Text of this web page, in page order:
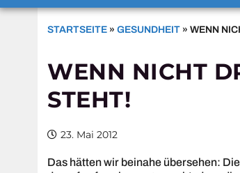
STARTSEITE »GESUNDHEIT »WENN
WENN NICHT
STEHT!
23. Mai 2012
Das hätten wir beinahe übersehen: